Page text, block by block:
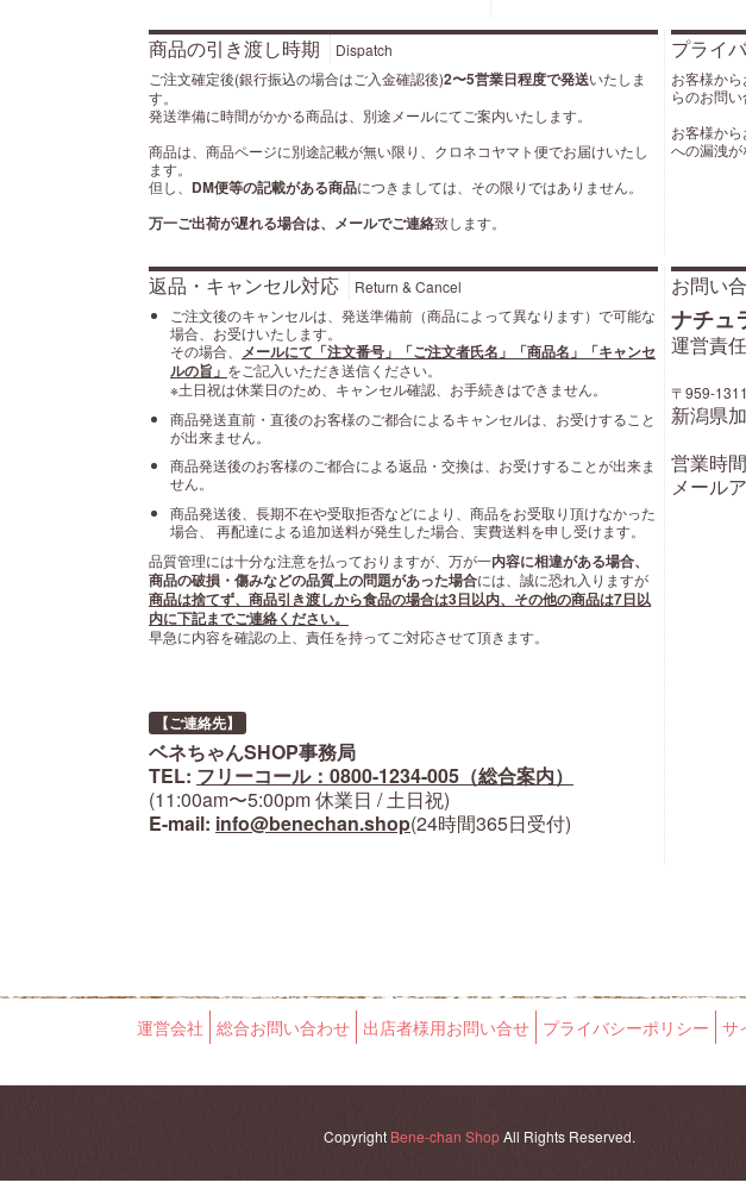
商品の引き渡し時期
Dispatch
ご注文確定後(銀行振込の場合はご入金確認後)2〜5営業日程度で発送いたしま
す。
発送準備に時間がかかる商品は、別途メールにてご案内いたします。
商品は、商品ページに別途記載が無い限り、クロネコヤマト便でお届けいたし
ます。
但し、 DM便等の記載がある商品につきましては、その限りではありません。
万一ご出荷が遅れる場合は、メールでご連絡致します。
プライ
お客様か
らのお問
お客様か
への漏洩
返品・キャンセル対応
Return & Cancel
ご注文後のキャンセルは、発送準備前（商品によって異なります）で可能な
場合、お受けいたします。
その場合、 メールにて「注文番号」「ご注文者氏名」「商品名」「キャンセ
ルの旨」 をご記入いただき送信ください。
※土日祝は休業日のため、キャンセル確認、お手続きはできません。
商品発送直前・直後のお客様のご都合によるキャンセルは、お受けすること
が出来ません。
商品発送後のお客様のご都合による返品・交換は、お受けすることが出来ま
せん。
商品発送後、長期不在や受取拒否などにより、商品をお受取り頂けなかった
場合、 再配達による追加送料が発生した場合、実費送料を申し受けます。
品質管理には十分な注意を払っておりますが、万が一内容に相違がある場合、
商品の破損・傷みなどの品質上の問題があった場合には、誠に恐れ入りますが
商品は捨てず、商品引き渡しから食品の場合は3日以内、その他の商品は7日以
内に下記までご連絡ください。
早急に内容を確認の上、責任を持ってご対応させて頂きます。
【ご連絡先】
ベネちゃんSHOP事務局
TEL: フリーコール：0800-1234-005（総合案内）
(11:00am〜5:00pm 休業日 / 土日祝)
E-mail: info@benechan.shop(24時間365日受付)
お問い
ナチュ
運営責
〒959-
新潟県
営業時
メール
運営会社 総合お問い合わせ 出店者様用お問い合せ プライバシーポリシー サ
Copyright Bene-chan ShopAll Rights Reserved.